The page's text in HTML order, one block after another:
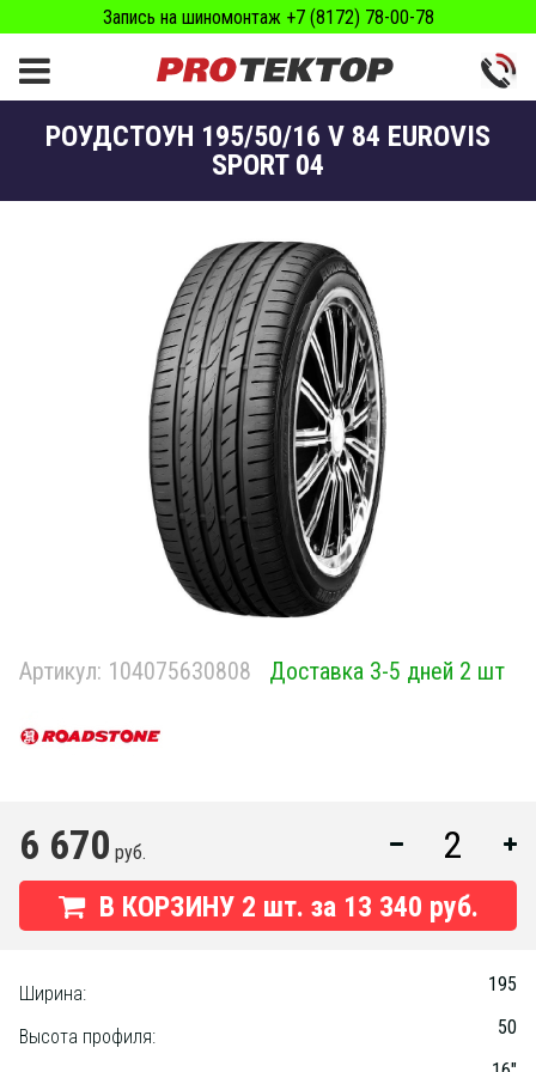
Запись на шиномонтаж +7 (8172) 78-00-78
РОУДСТОУН 195/50/16 V 84 EUROVIS
SPORT 04
Артикул: 104075630808 Доставка 3-5 дней 2 шт
6 670 руб.
В КОРЗИНУ 2 шт. за 13 340 руб.
Ширина: 195
Высота профиля: 50